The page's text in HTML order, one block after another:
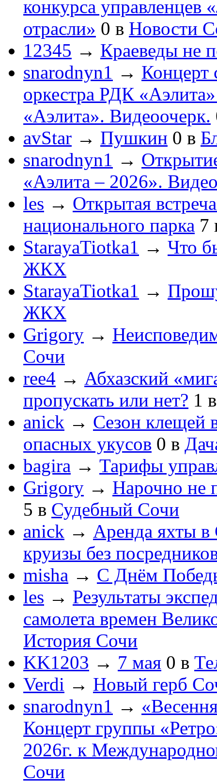
конкурса управленцев
отрасли» 0 в Новости
12345 → Краеведы не
snarodnyn1 → Концерт
оркестра РДК
«Аэлита». Видеоочерк.
avStar → Пушкин 0 в
snarodnyn1 →
«Аэлита – 2026».
les → Открытая
национального парка 7
StarayaTiotka1 → Что
ЖКХ
StarayaTiotka1 →
ЖКХ
Grigory →
Сочи
ree4 → Абхазский
пропускать или нет? 1
anick → Сезон клещей
опасных укусов 0 в
bagira → Тарифы
Grigory → Нарочно не
5 в Судебный Сочи
anick → Аренда яхты в
круизы без
misha → С Днём
les → Результаты
самолета времен
История Сочи
KK1203 → 7 мая 0 в
Verdi → Новый герб
snarodnyn1 →
Концерт группы
2026г. к
Сочи